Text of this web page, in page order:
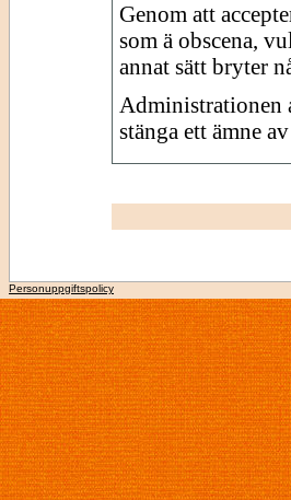
Genom att
som ä obscena,
annat sätt bryter
Administrationen
stänga ett ämne
Personuppgiftspolicy